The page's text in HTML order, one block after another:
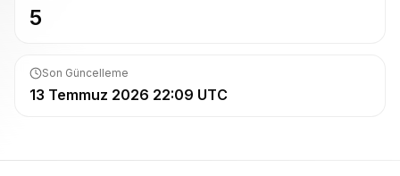
5
Son Güncelleme
13 Temmuz 2026 22:09 UTC